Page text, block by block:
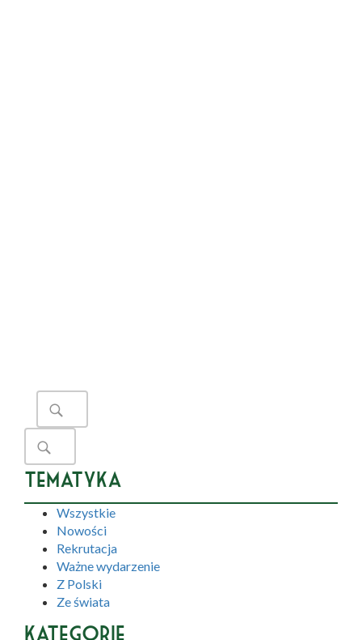
Tematyka
Wszystkie
Nowości
Rekrutacja
Ważne wydarzenie
Z Polski
Ze świata
Kategorie